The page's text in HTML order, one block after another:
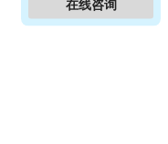
在线咨询